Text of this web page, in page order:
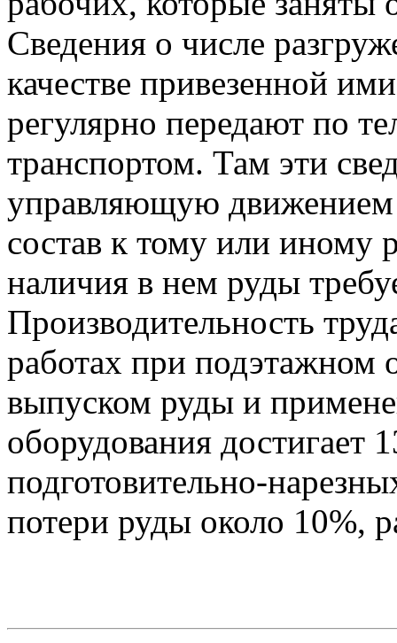
Сведения о числе
качестве привезенной
регулярно передают по
транспортом. Там эти
управляющую
состав к тому или иному
наличия в нем руды
Производительность
работах при
выпуском руды и
оборудования достигает
подготовительно-
потери руды около 10%,